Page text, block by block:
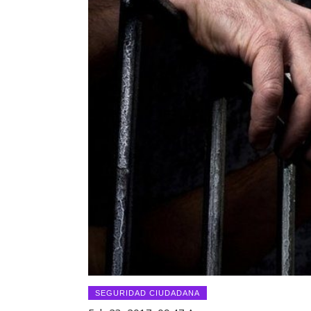
SEGURIDAD CIUDADANA